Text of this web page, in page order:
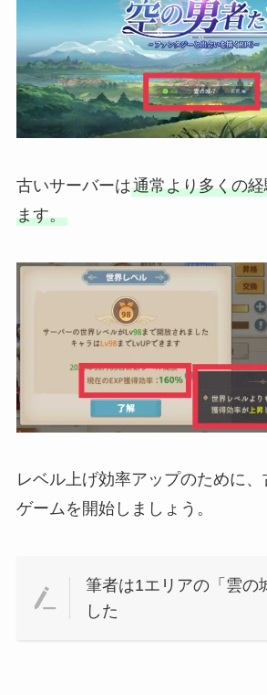
古いサーバーは通常より多くの
ます。
レベル上げ効率アップのために
ゲームを開始しましょう。
筆者は1エリアの「雲の
した